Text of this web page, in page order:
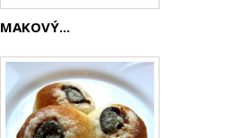
MAKOVÝ...